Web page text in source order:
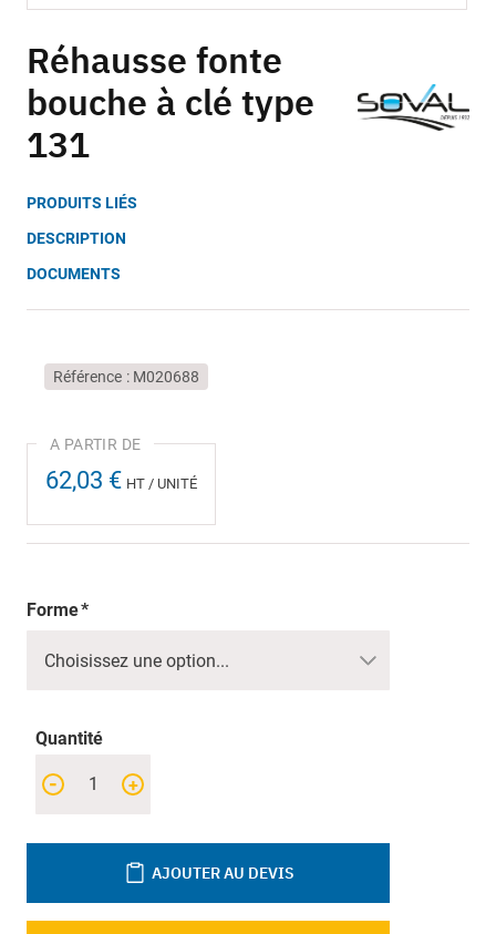
to
the
beginning
of
the
gallery
Réhausse fonte
bouche à clé type
131
PRODUITS LIÉS
DESCRIPTION
DOCUMENTS
Référence M020688
62,03 € HT / UNITÉ
Forme
Quantité
+
-
AJOUTER AU DEVIS